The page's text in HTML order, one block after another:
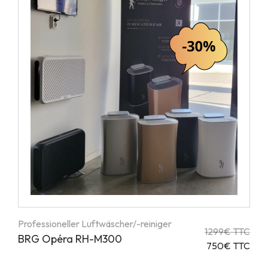
Professioneller Luftwäscher/-reiniger
BRG Opéra RH-M300
1299€ TTC
750€ TTC